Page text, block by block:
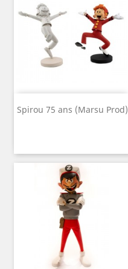
Spirou 75 ans (Marsu Prod)